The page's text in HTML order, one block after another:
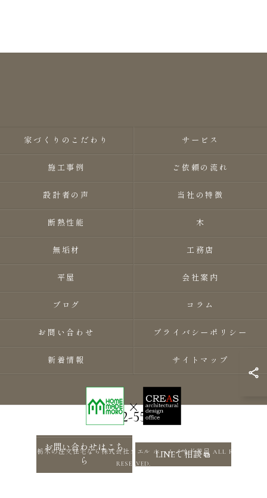
0282-55-8118
お問い合わせはこち
ら
LINEで相談
家づくりのこだわり サービス
施工事例 ご依頼の流れ
設計者の声 当社の特徴
断熱性能 木
無垢材 工務店
平屋 会社案内
ブログ コラム
お問い合わせ プライバシーポリシー
新着情報 サイトマップ
© 2026 栃木の注文住宅なら株式会社ソエル ホームメイド茂呂 ALL RIGHTS
RESERVED.